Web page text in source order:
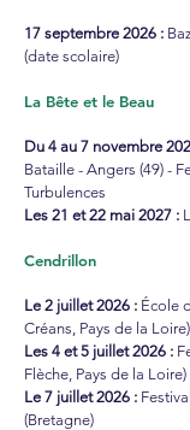
17 septembre 2026 :
(date scolaire)
La Bête et le Beau
Du 4 au 7 novembre
Bataille - Angers (49) -
Turbulences
Les 21 et 22 mai 2027 :
Cendrillon
Le 2 juillet 2026 : École
Créans, Pays de la Loire)
Les 4 et 5 juillet 2026 :
Flèche, Pays de la Loire)
Le 7 juillet 2026 :
(Bretagne)